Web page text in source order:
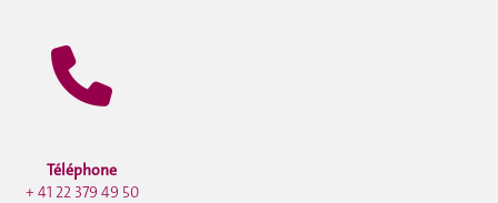
Téléphone
+ 41 22 379 49 50